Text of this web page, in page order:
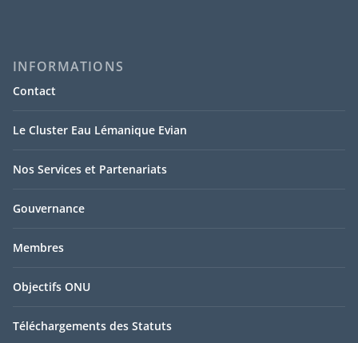
INFORMATIONS
Contact
Le Cluster Eau Lémanique Evian
Nos Services et Partenariats
Gouvernance
Membres
Objectifs ONU
Téléchargements des Statuts